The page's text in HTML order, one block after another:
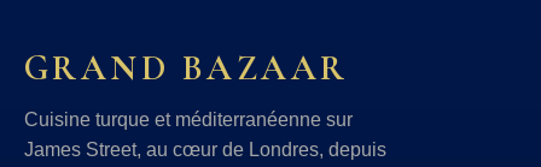
GRAND BAZAAR
Cuisine turque et méditerranéenne sur
James Street, au cœur de Londres, depuis